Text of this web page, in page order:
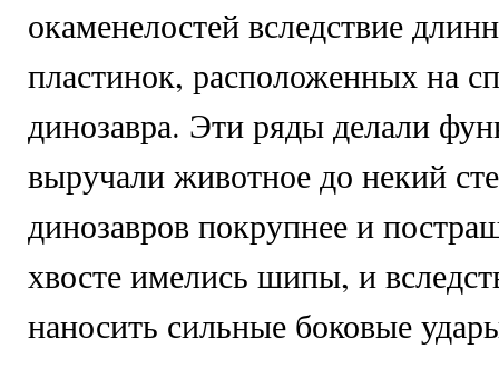
окаменелостей вследствие
пластинок, расположенных на
динозавра. Эти ряды делали
выручали животное до некий
динозавров покрупнее и
хвосте имелись шипы, и
наносить сильные боковые